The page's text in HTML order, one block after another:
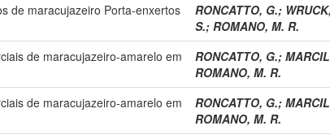
de maracujazeiro Porta-enxertos
RONCATTO, G.;
S.; ROMANO, M. R.
de maracujazeiro-amarelo em
RONCATTO, G.;
ROMANO, M. R.
de maracujazeiro-amarelo em
RONCATTO, G.;
ROMANO, M. R.